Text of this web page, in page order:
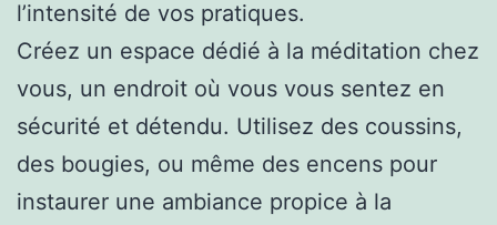
l’intensité de vos pratiques.
Créez un espace dédié à la méditation chez
vous, un endroit où vous vous sentez en
sécurité et détendu. Utilisez des coussins,
des bougies, ou même des encens pour
instaurer une ambiance propice à la